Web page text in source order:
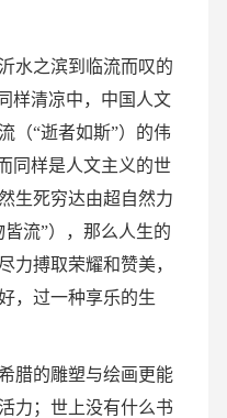
水之滨到临流而叹的
样清凉中，中国人文
（“逝者如斯”）的伟
同样是人文主义的世
生死穷达由超自然力
流”），那么人生的
力搏取荣耀和赞美，
，过一种享乐的生
腊的雕塑与绘画更能
力；世上没有什么书